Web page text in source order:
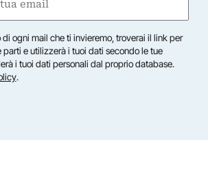
ogni mail che ti invieremo, troverai il link per
parti e utilizzerà i tuoi dati secondo le tue
i tuoi dati personali dal proprio database.
.